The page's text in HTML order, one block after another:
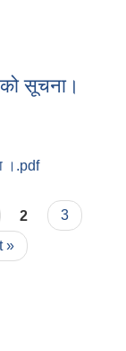
सूचना।
।.pdf
2
3
»